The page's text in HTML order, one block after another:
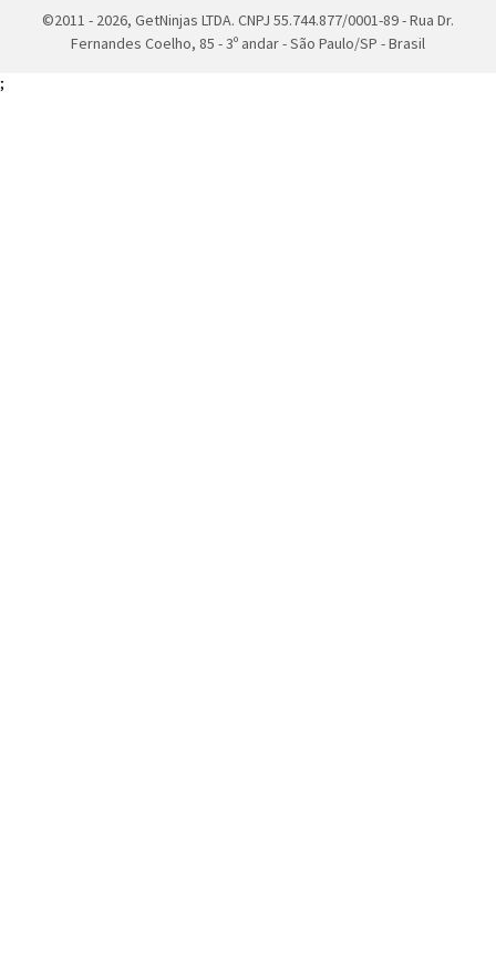
©2011 - 2026, GetNinjas LTDA. CNPJ 55.744.877/0001-89 - Rua Dr.
Fernandes Coelho, 85 - 3º andar - São Paulo/SP - Brasil
;